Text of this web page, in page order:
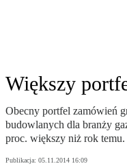
Większy
Obecny portfel zamówień
budowlanych dla branży
proc. większy niż rok temu.
Publikacja: 05.11.2014 16:09